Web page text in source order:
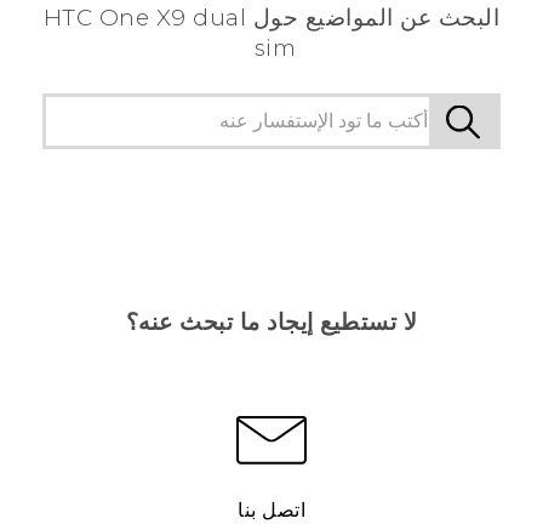
البحث عن المواضيع حول HTC One X9 dual
sim
لا تستطيع إيجاد ما تبحث عنه؟
اتصل بنا